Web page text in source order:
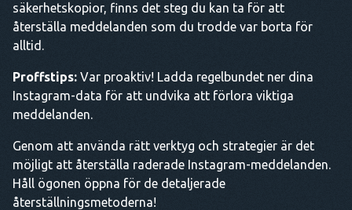
säkerhetskopior, finns det steg du kan ta för att
återställa meddelanden som du trodde var borta för
alltid.
Proffstips: Var proaktiv! Ladda regelbundet ner dina
Instagram-data för att undvika att förlora viktiga
meddelanden.
Genom att använda rätt verktyg och strategier är det
möjligt att återställa raderade Instagram-meddelanden.
Håll ögonen öppna för de detaljerade
återställningsmetoderna!